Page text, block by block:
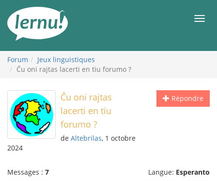
contenu
Forum
Jeux linguistiques
Ĉu oni rajtas lacerti en tiu forumo ?
Répondre
Ĉu oni rajtas
lacerti en tiu
forumo ?
de Altebrilas, 1 octobre
2024
Messages : 7 Langue: Esperanto